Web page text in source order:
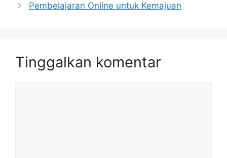
Pembelajaran Online untuk Kemajuan
Tinggalkan komentar